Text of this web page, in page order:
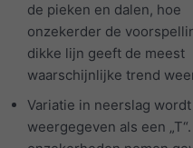
de pieken en dalen, hoe
onzekerder de
dikke lijn geeft de meest
waarschijnlijke trend
Variatie in neerslag wordt
weergegeven als een